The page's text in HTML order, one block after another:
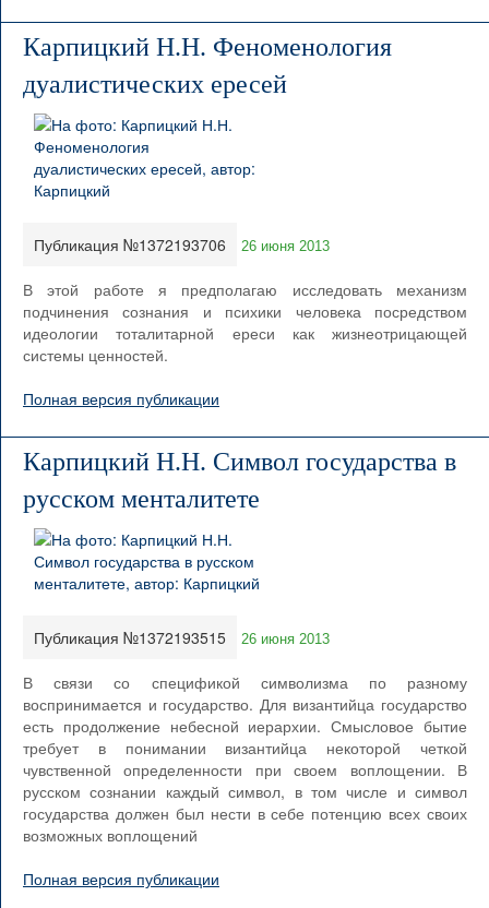
Карпицкий Н.Н. Феноменология
дуалистических ересей
Публикация №1372193706 26 июня 2013
В этой работе я предполагаю исследовать механизм
подчинения сознания и психики человека посредством
идеологии тоталитарной ереси как жизнеотрицающей
системы ценностей.
Полная версия публикации
Карпицкий Н.Н. Символ государства в
русском менталитете
Публикация №1372193515 26 июня 2013
В связи со спецификой символизма по разному
воспринимается и государство. Для византийца государство
есть продолжение небесной иерархии. Смысловое бытие
требует в понимании византийца некоторой четкой
чувственной определенности при своем воплощении. В
русском сознании каждый символ, в том числе и символ
государства должен был нести в себе потенцию всех своих
возможных воплощений
Полная версия публикации